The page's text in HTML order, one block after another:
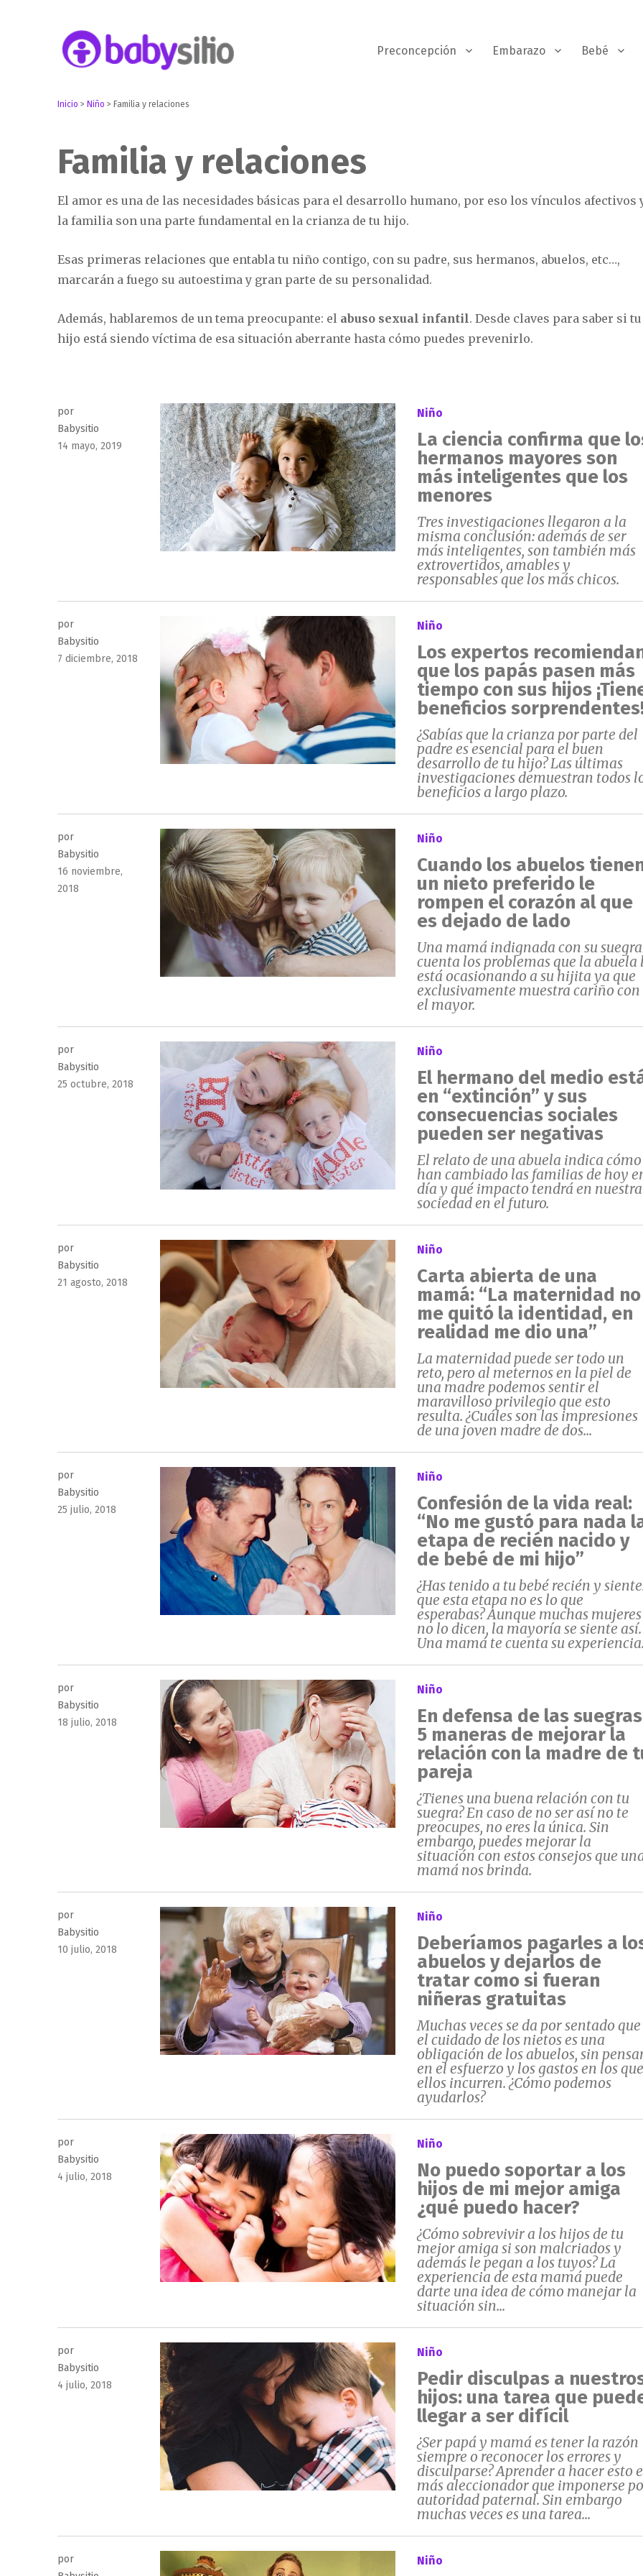
Preconcepción Embarazo Bebé
Inicio > Niño > Familia y relaciones
Familia y relaciones
El amor es una de las necesidades básicas para el desarrollo humano, por eso los vínculos afectivos
la familia son una parte fundamental en la crianza de tu hijo.
Esas primeras relaciones que entabla tu niño contigo, con su padre, sus hermanos, abuelos, etc…,
marcarán a fuego su autoestima y gran parte de su personalidad.
Además, hablaremos de un tema preocupante: el abuso sexual infantil. Desde claves para saber si tu
hijo está siendo víctima de esa situación aberrante hasta cómo puedes prevenirlo.
por
Babysitio
Publicado
14 mayo, 2019
Niño
La ciencia confirma que
hermanos mayores son
más inteligentes que los
menores
Tres investigaciones llegaron a la
misma conclusión: además de ser
más inteligentes, son también más
extrovertidos, amables y
responsables que los más chicos.
por
Babysitio
Publicado
7 diciembre, 2018
Niño
Los expertos
que los papás pasen más
tiempo con sus hijos
beneficios
¿Sabías que la crianza por parte del
padre es esencial para el buen
desarrollo de tu hijo? Las últimas
investigaciones demuestran todos
beneficios a largo plazo.
por
Babysitio
Publicado
el
16 noviembre,
2018
Niño
Cuando los abuelos
un nieto preferido le
rompen el corazón al que
es dejado de lado
Una mamá indignada con su suegra
cuenta los problemas que la abuela
está ocasionando a su hijita ya que
exclusivamente muestra cariño con
el mayor.
por
Babysitio
Publicado
25 octubre, 2018
Niño
El hermano del medio
en “extinción” y sus
consecuencias sociales
pueden ser negativas
El relato de una abuela indica cómo
han cambiado las familias de hoy
día y qué impacto tendrá en nuestra
sociedad en el futuro.
por
Babysitio
Publicado
21 agosto, 2018
Niño
Carta abierta de una
mamá: “La maternidad no
me quitó la identidad, en
realidad me dio una”
La maternidad puede ser todo un
reto, pero al meternos en la piel de
una madre podemos sentir el
maravilloso privilegio que esto
resulta. ¿Cuáles son las impresiones
de una joven madre de dos...
por
Babysitio
Publicado
25 julio, 2018
Niño
Confesión de la vida real:
“No me gustó para nada
etapa de recién nacido y
de bebé de mi hijo”
¿Has tenido a tu bebé recién y
que esta etapa no es lo que
esperabas? Aunque muchas mujeres
no lo dicen, la mayoría se siente así.
Una mamá te cuenta su
por
Babysitio
Publicado
18 julio, 2018
Niño
En defensa de las
5 maneras de mejorar la
relación con la madre de
pareja
¿Tienes una buena relación con tu
suegra? En caso de no ser así no te
preocupes, no eres la única. Sin
embargo, puedes mejorar la
situación con estos consejos que
mamá nos brinda.
por
Babysitio
Publicado
10 julio, 2018
Niño
Deberíamos pagarles a
abuelos y dejarlos de
tratar como si fueran
niñeras gratuitas
Muchas veces se da por sentado que
el cuidado de los nietos es una
obligación de los abuelos, sin
en el esfuerzo y los gastos en los que
ellos incurren. ¿Cómo podemos
ayudarlos?
por
Babysitio
Publicado
4 julio, 2018
Niño
No puedo soportar a los
hijos de mi mejor amiga
¿qué puedo hacer?
¿Cómo sobrevivir a los hijos de tu
mejor amiga si son malcriados y
además le pegan a los tuyos? La
experiencia de esta mamá puede
darte una idea de cómo manejar la
situación sin...
por
Babysitio
Publicado
4 julio, 2018
Niño
Pedir disculpas a
hijos: una tarea que
llegar a ser difícil
¿Ser papá y mamá es tener la razón
siempre o reconocer los errores y
disculparse? Aprender a hacer esto
más aleccionador que imponerse
autoridad paternal. Sin embargo
muchas veces es una tarea...
por
Niño